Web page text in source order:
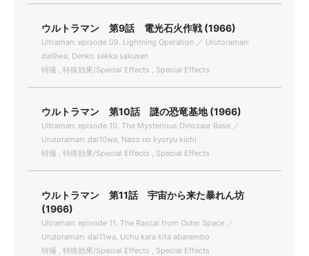
ウルトラマン 第9話 電光石火作戦 (1966)
Ultraman: episode 09. Lightning Operation ／ Urutoraman:
dai9wa, Denko sekka sakusen
特撮 , 特殊効果/Special Effects , Special Effects
ウルトラマン 第10話 謎の恐竜基地 (1966)
Ultraman: episode 10. The Mysterious Dinosaur Base ／
Urutoraman: dai10wa, Nazo no kyoryu kichi
特撮 , 特殊効果/Special Effects , Special Effects
ウルトラマン 第11話 宇宙から来た暴れん坊
(1966)
Ultraman: episode 11. The Rascal from Outer Space ／
Urutoraman: dai11wa, Uchu kara kita abarembo
特撮 , 特殊効果/Special Effects , Special Effects